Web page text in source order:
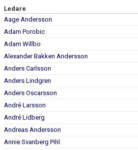
KALENDER
VÅRA LEDARE
BOKNINGAR
Ledare
Aage Andersson
Adam Porobic
Adam Willbo
Alexander Bakken Andersson
Anders Carlsson
Anders Lindgren
Anders Oscarsson
André Larsson
André Lidberg
Andreas Andersson
Annie Svanberg Pihl